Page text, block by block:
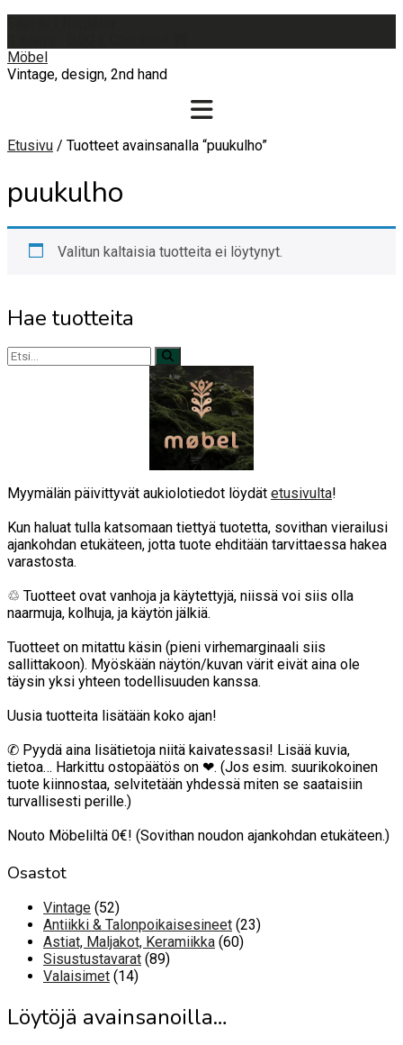
content
Möbel
Vintage, design, 2nd hand
Etusivu / Tuotteet avainsanalla “puukulho”
puukulho
Valitun kaltaisia tuotteita ei löytynyt.
Hae tuotteita
Myymälän päivittyvät aukiolotiedot löydät etusivulta!
Kun haluat tulla katsomaan tiettyä tuotetta, sovithan vierailusi
ajankohdan etukäteen, jotta tuote ehditään tarvittaessa hakea
varastosta.
♲ Tuotteet ovat vanhoja ja käytettyjä, niissä voi siis olla
naarmuja, kolhuja, ja käytön jälkiä.
Tuotteet on mitattu käsin (pieni virhemarginaali siis
sallittakoon). Myöskään näytön/kuvan värit eivät aina ole
täysin yksi yhteen todellisuuden kanssa.
Uusia tuotteita lisätään koko ajan!
✆ Pyydä aina lisätietoja niitä kaivatessasi! Lisää kuvia,
tietoa… Harkittu ostopäätös on ❤. (Jos esim. suurikokoinen
tuote kiinnostaa, selvitetään yhdessä miten se saataisiin
turvallisesti perille.)
Nouto Möbeliltä 0€! (Sovithan noudon ajankohdan etukäteen.)
Osastot
Vintage 5252
tuotetta
Antiikki & Talonpoikaisesineet 2323
Astiat, Maljakot, Keramiikka 6060
Sisustustavarat 8989
Valaisimet 1414
Löytöjä avainsanoilla…